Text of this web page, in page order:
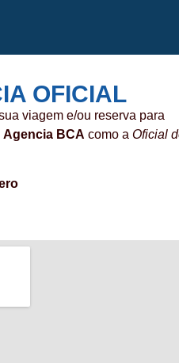
OFICIAL
viagem e/ou reserva para
Agencia BCA como a Oficial